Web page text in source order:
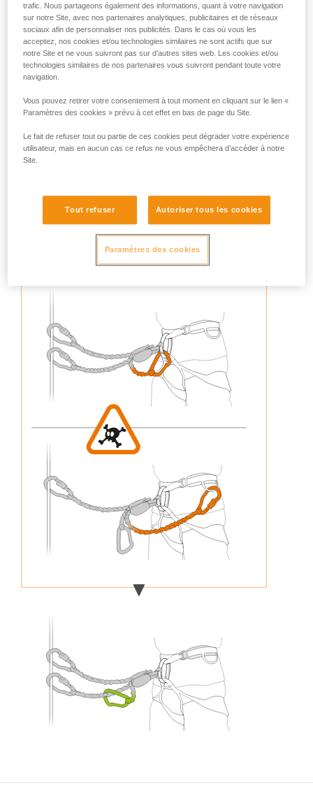
3. Ne jamais reconnecter un brin de longe au harnais (pas
de déploiement de l’absorbeur d’énergie)
trafic. Nous partageons également des informations, quant à votre navigation
sur notre Site, avec nos partenaires analytiques, publicitaires et de réseaux
sociaux afin de personnaliser nos publicités. Dans le cas où vous les
acceptez, nos cookies et/ou technologies similaires ne sont actifs que sur
notre Site et ne vous suivront pas sur d’autres sites web. Les cookies et/ou
technologies similaires de nos partenaires vous suivront pendant toute votre
navigation.
Vous pouvez retirer votre consentement à tout moment en cliquant sur le lien «
Paramètres des cookies » prévu à cet effet en bas de page du Site.
Le fait de refuser tout ou partie de ces cookies peut dégrader votre expérience
utilisateur, mais en aucun cas ce refus ne vous empêchera d’accéder à notre
Site.
Tout refuser Autoriser tous les cookies
Paramètres des cookies